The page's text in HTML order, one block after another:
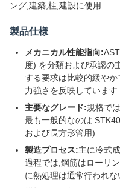
ング,建築,柱,建設に使用
製品仕様
メカニカル性能指向:
度) を分類および承認の
する要求は比較的緩や
力強さを反映しています.
主要なグレード:規格で
最も一般的なのは
および長方形管用)
製造プロセス:主に冷式
過程では,鋼筋はローリ
に熱処理は通常行われな